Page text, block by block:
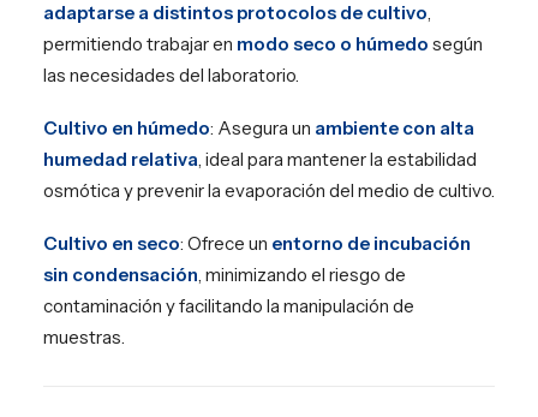
adaptarse a distintos protocolos de cultivo,
permitiendo trabajar en modo seco o húmedo según
las necesidades del laboratorio.
Cultivo en húmedo: Asegura un ambiente con alta
humedad relativa, ideal para mantener la estabilidad
osmótica y prevenir la evaporación del medio de cultivo.
Cultivo en seco: Ofrece un entorno de incubación
sin condensación, minimizando el riesgo de
contaminación y facilitando la manipulación de
muestras.